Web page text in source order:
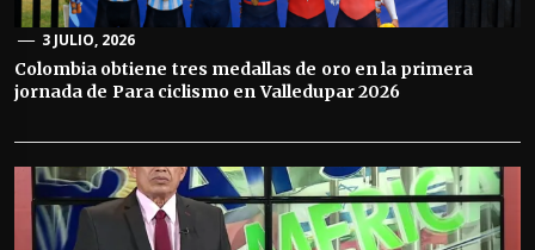
3 JULIO, 2026
Colombia obtiene tres medallas de oro en la primera
jornada de Para ciclismo en Valledupar 2026